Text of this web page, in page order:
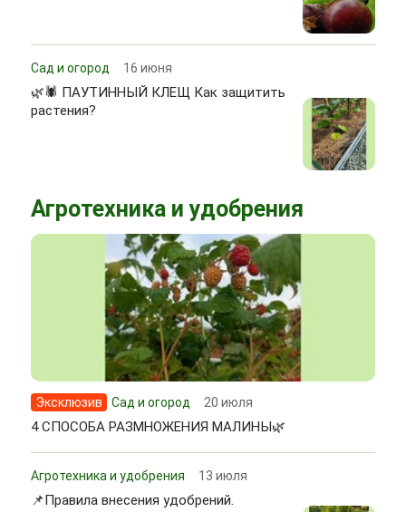
Сад и огород 16 июня
🌿🕷 ПАУТИННЫЙ КЛЕЩ Как защитить
растения?
Агротехника и удобрения
Эксклюзив Сад и огород 20 июля
4 СПОСОБА РАЗМНОЖЕНИЯ МАЛИНЫ🌿
Агротехника и удобрения 13 июля
📌Правила внесения удобрений.